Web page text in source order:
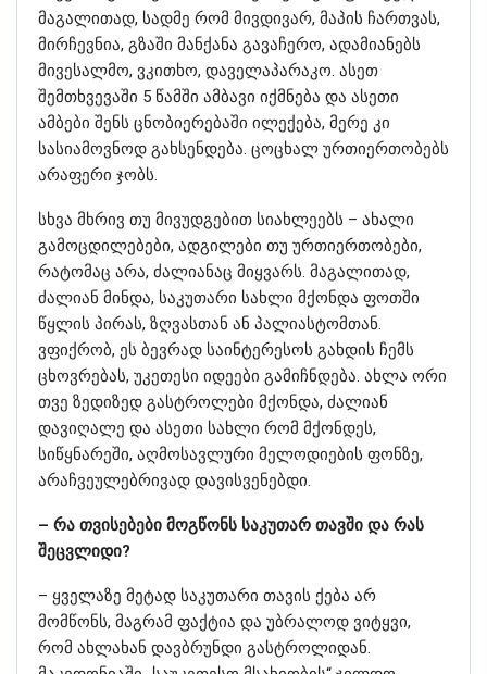
მაგალითად, სადმე რომ მივდივარ, მაპის ჩართვას,
მირჩევნია, გზაში მანქანა გავაჩერო, ადამიანებს
მივესალმო, ვკითხო, დაველაპარაკო. ასეთ
შემთხვევაში 5 წამში ამბავი იქმნება და ასეთი
ამბები შენს ცნობიერებაში ილექება, მერე კი
სასიამოვნოდ გახსენდება. ცოცხალ ურთიერთობებს
არაფერი ჯობს.
სხვა მხრივ თუ მივუდგებით სიახლეებს – ახალი
გამოცდილებები, ადგილები თუ ურთიერთობები,
რატომაც არა, ძალიანაც მიყვარს. მაგალითად,
ძალიან მინდა, საკუთარი სახლი მქონდა ფოთში
წყლის პირას, ზღვასთან ან პალიასტომთან.
ვფიქრობ, ეს ბევრად საინტერესოს გახდის ჩემს
ცხოვრებას, უკეთესი იდეები გამიჩნდება. ახლა ორი
თვე ზედიზედ გასტროლები მქონდა, ძალიან
დავიღალე და ასეთი სახლი რომ მქონდეს,
სიწყნარეში, აღმოსავლური მელოდიების ფონზე,
არაჩვეულებრივად დავისვენებდი.
– რა თვისებები მოგწონს საკუთარ თავში და რას
შეცვლიდი?
– ყველაზე მეტად საკუთარი თავის ქება არ
მომწონს, მაგრამ ფაქტია და უბრალოდ ვიტყვი,
რომ ახლახან დავბრუნდი გასტროლიდან.